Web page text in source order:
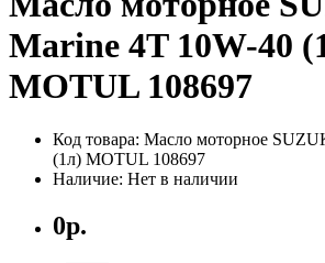
Marine 4T 10W-40
MOTUL 108697
Код товара: Масло моторное
(1л) MOTUL 108697
Наличие: Нет в наличии
0р.